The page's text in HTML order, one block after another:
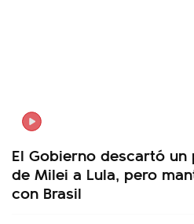
El Gobierno descartó
de Milei a Lula, pero
con Brasil